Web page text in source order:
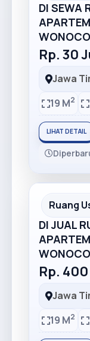
DI SEWA
Rp. 30
Jawa
19 M2
LIHAT DETAIL
Ruang
DI JUAL
Rp.
Jawa
19 M2